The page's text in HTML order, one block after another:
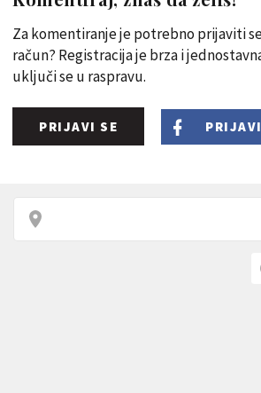
Za komentiranje je potrebno prijaviti
račun? Registracija je brza i
uključi se u raspravu.
PRIJAVI SE